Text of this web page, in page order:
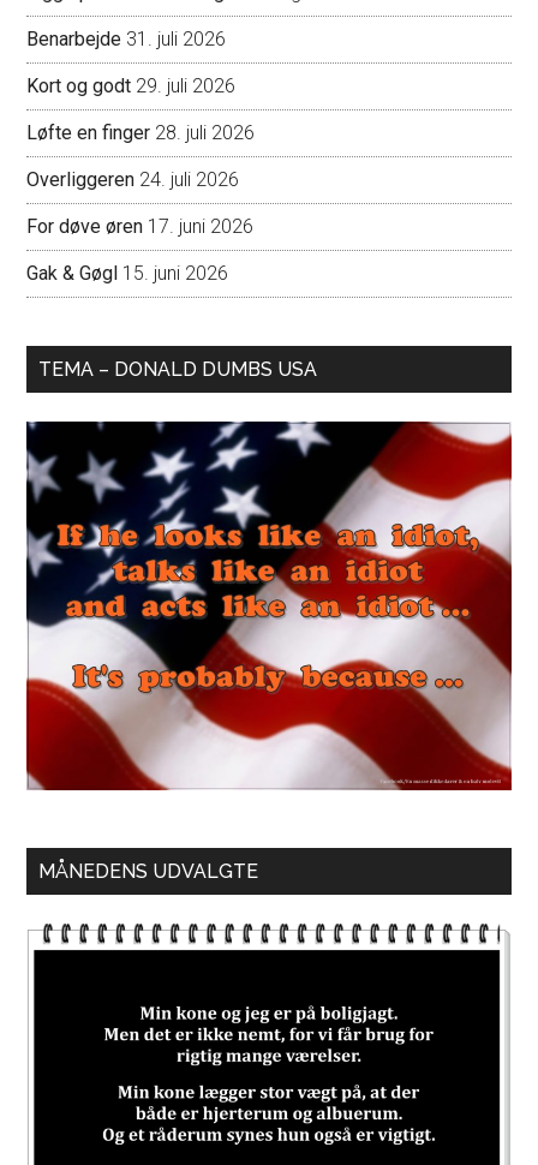
Benarbejde 31. juli 2026
Kort og godt 29. juli 2026
Løfte en finger 28. juli 2026
Overliggeren 24. juli 2026
For døve øren 17. juni 2026
Gak & Gøgl 15. juni 2026
TEMA – DONALD DUMBS USA
MÅNEDENS UDVALGTE